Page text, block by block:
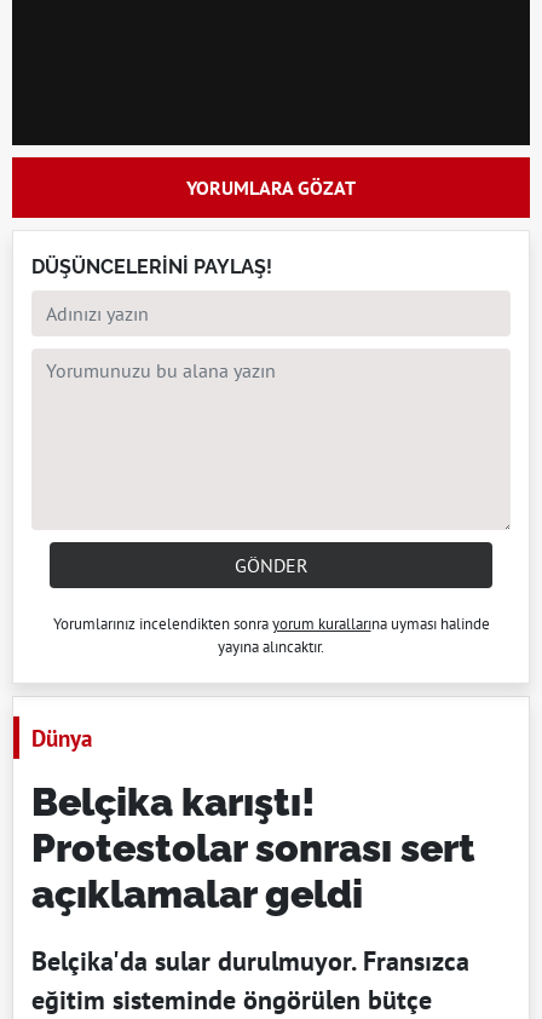
YORUMLARA GÖZAT
DÜŞÜNCELERİNİ PAYLAŞ!
GÖNDER
Yorumlarınız incelendikten sonrayorum kurallarına uyması halinde
yayına alıncaktır.
Dünya
Belçika karıştı!
Protestolar sonrası sert
açıklamalar geldi
Belçika'da sular durulmuyor. Fransızca
eğitim sisteminde öngörülen bütçe